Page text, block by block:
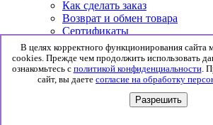
Как сделать заказ
Возврат и обмен товара
Сертификаты
Информация
Гарантия
Доставка и сборка
Политика
Согласие на обработку данных
В целях корректного функционирования сайта
cookies. Прежде чем продолжить использовать
ознакомьтесь с политикой конфиденциальности.
сайт, вы даете согласие на обработку
Разрешить